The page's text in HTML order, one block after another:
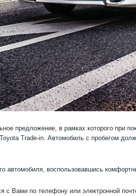
предложение, в рамках которого при
Trade-in. Автомобиль с пробегом
автомобиля, воспользовавшись
с Вами по телефону или электронной